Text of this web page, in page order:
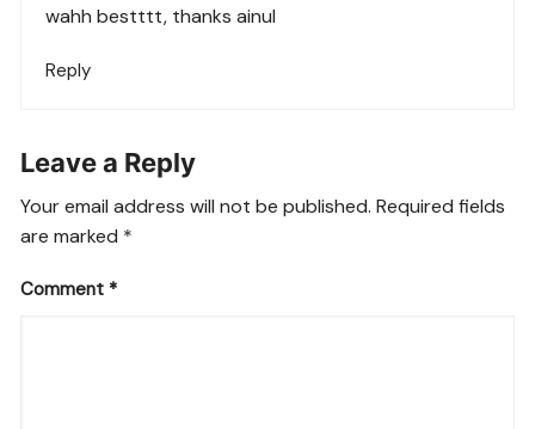
wahh bestttt, thanks ainul
Reply
Leave a Reply
Your email address will not be published. Required fields
are marked *
Comment *